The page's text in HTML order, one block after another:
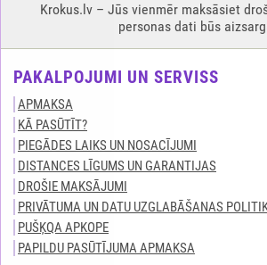
Krokus.lv – Jūs vienmēr maksāsiet
personas dati būs
PAKALPOJUMI UN SERVISS
APMAKSA
KĀ PASŪTĪT?
PIEGĀDES LAIKS UN NOSACĪJUMI
DISTANCES LĪGUMS UN GARANTIJAS
DROŠIE MAKSĀJUMI
PRIVĀTUMA UN DATU UZGLABĀŠANAS
PUŠĶQA APKOPE
PAPILDU PASŪTĪJUMA APMAKSA